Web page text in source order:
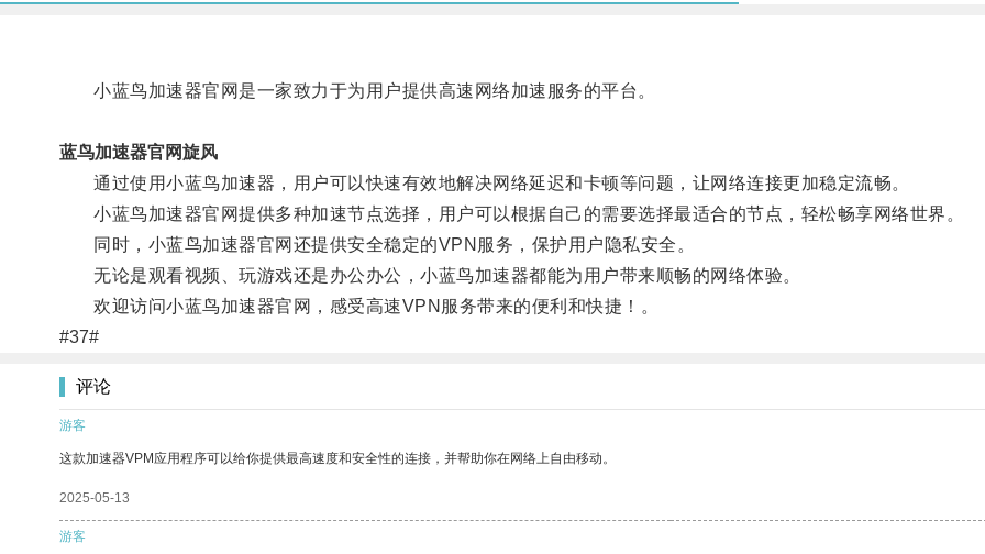
小蓝鸟加速器官网是一家致力于为用户提供高速网络加速服务的平台。
蓝鸟加速器官网旋风
通过使用小蓝鸟加速器，用户可以快速有效地解决网络延迟和卡顿等问题，让网络连接更加稳定流畅。
小蓝鸟加速器官网提供多种加速节点选择，用户可以根据自己的需要选择最适合的节点，轻松畅享网络世界。
同时，小蓝鸟加速器官网还提供安全稳定的VPN服务，保护用户隐私安全。
无论是观看视频、玩游戏还是办公办公，小蓝鸟加速器都能为用户带来顺畅的网络体验。
欢迎访问小蓝鸟加速器官网，感受高速VPN服务带来的便利和快捷！。
#37#
评论
游客
这款加速器VPM应用程序可以给你提供最高速度和安全性的连接，并帮助你在网络上自由移动。
2025-05-13
游客